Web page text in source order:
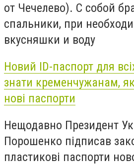
от Чечелево). С собой
спальники, при
вкусняшки и воду
Новий ID-паспорт для
знати кременчужанам,
нові паспорти
Нещодавно Президент
Порошенко підписав
пластикові паспорти